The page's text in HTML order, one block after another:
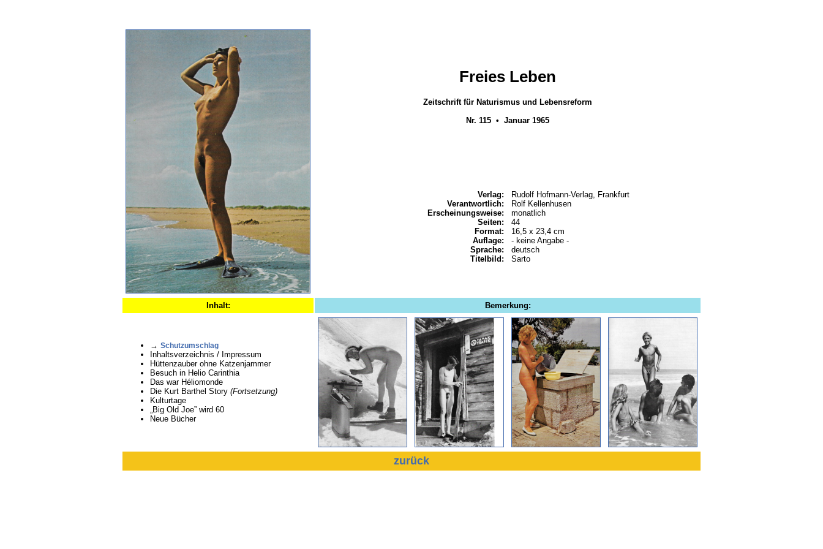
Freies Leben
Zeitschrift für Naturismus und Lebensreform
Nr. 115 • Januar 1965
Verlag:
Verantwortlich:
Erscheinungsweise:
Seiten:
Format:
Auflage:
Sprache:
Titelbild:
Rudolf Hofmann-Verlag, Frankfurt
Rolf Kellenhusen
monatlich
44
16,5 x 23,4 cm
- keine Angabe -
deutsch
Sarto
Inhalt: Bemerkung:
→ Schutzumschlag
Inhaltsverzeichnis / Impressum
Hüttenzauber ohne Katzenjammer
Besuch in Helio Carinthia
Das war Héliomonde
Die Kurt Barthel Story (Fortsetzung)
Kulturtage
„Big Old Joe” wird 60
Neue Bücher
zurück